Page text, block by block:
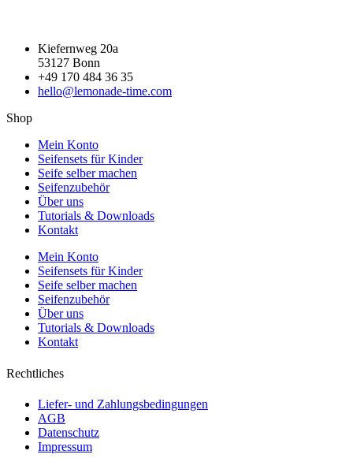
Kiefernweg 20a
53127 Bonn
+49 170 484 36 35
hello@lemonade-time.com
Shop
Mein Konto
Seifensets für Kinder
Seife selber machen
Seifenzubehör
Über uns
Tutorials & Downloads
Kontakt
Mein Konto
Seifensets für Kinder
Seife selber machen
Seifenzubehör
Über uns
Tutorials & Downloads
Kontakt
Rechtliches
Liefer- und Zahlungsbedingungen
AGB
Datenschutz
Impressum